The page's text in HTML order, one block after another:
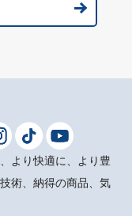
より快適に、より豊
術、納得の商品、気